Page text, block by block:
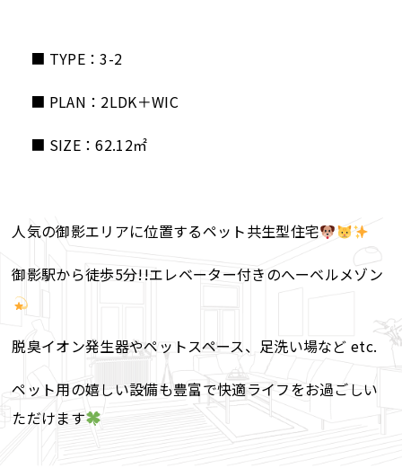
■ TYPE：3-2
■ PLAN：2LDK＋WIC
■ SIZE：62.12㎡
人気の御影エリアに位置するペット共生型住宅
御影駅から徒歩5分!!エレベーター付きのへーベルメゾン
脱臭イオン発生器やペットスペース、足洗い場など etc.
ペット用の嬉しい設備も豊富で快適ライフをお過ごしい
ただけます